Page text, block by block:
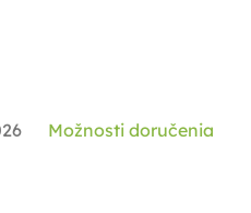
Možnosti doručenia